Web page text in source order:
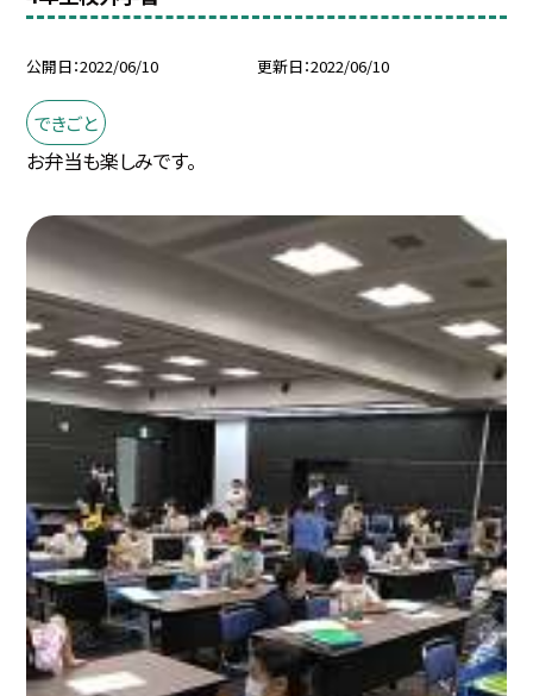
公開日 2022/06/10 更新日 2022/06/10
できごと
お弁当も楽しみです。